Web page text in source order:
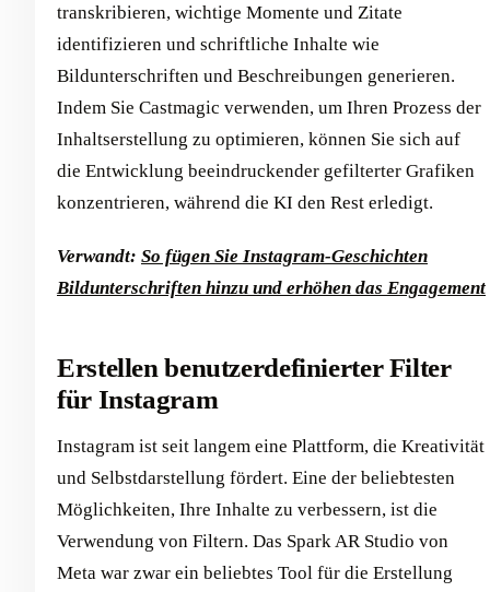
transkribieren, wichtige Momente und Zitate
identifizieren und schriftliche Inhalte wie
Bildunterschriften und Beschreibungen generieren.
Indem Sie Castmagic verwenden, um Ihren Prozess der
Inhaltserstellung zu optimieren, können Sie sich auf
die Entwicklung beeindruckender gefilterter Grafiken
konzentrieren, während die KI den Rest erledigt.
Verwandt: So fügen Sie Instagram-Geschichten
Bildunterschriften hinzu und erhöhen das Engagement
Erstellen benutzerdefinierter Filter
für Instagram
Instagram ist seit langem eine Plattform, die Kreativität
und Selbstdarstellung fördert. Eine der beliebtesten
Möglichkeiten, Ihre Inhalte zu verbessern, ist die
Verwendung von Filtern. Das Spark AR Studio von
Meta war zwar ein beliebtes Tool für die Erstellung